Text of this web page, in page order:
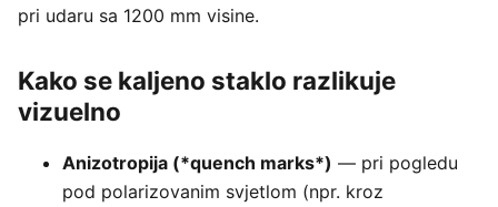
pri udaru sa 1200 mm visine.
Kako se kaljeno staklo razlikuje
vizuelno
Anizotropija (*quench marks*) — pri pogledu
pod polarizovanim svjetlom (npr. kroz